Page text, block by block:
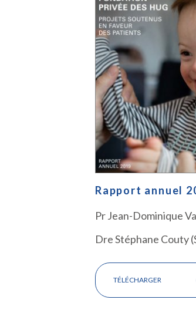
Rapport annuel
Pr Jean-Dominique
Dre Stéphane Couty
TÉLÉCHARGER